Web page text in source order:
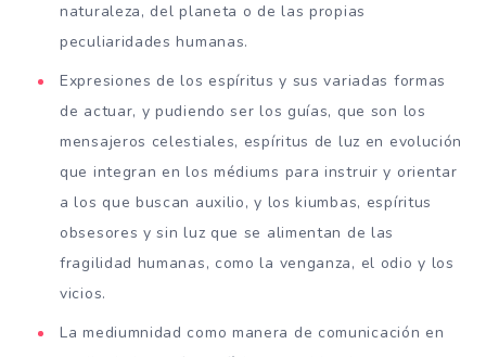
naturaleza, del planeta o de las propias
peculiaridades humanas.
Expresiones de los espíritus y sus variadas formas
de actuar, y pudiendo ser los guías, que son los
mensajeros celestiales, espíritus de luz en evolución
que integran en los médiums para instruir y orientar
a los que buscan auxilio, y los kiumbas, espíritus
obsesores y sin luz que se alimentan de las
fragilidad humanas, como la venganza, el odio y los
vicios.
La mediumnidad como manera de comunicación en